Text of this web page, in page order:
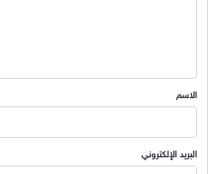
*
الاسم
البريد الإلكتروني